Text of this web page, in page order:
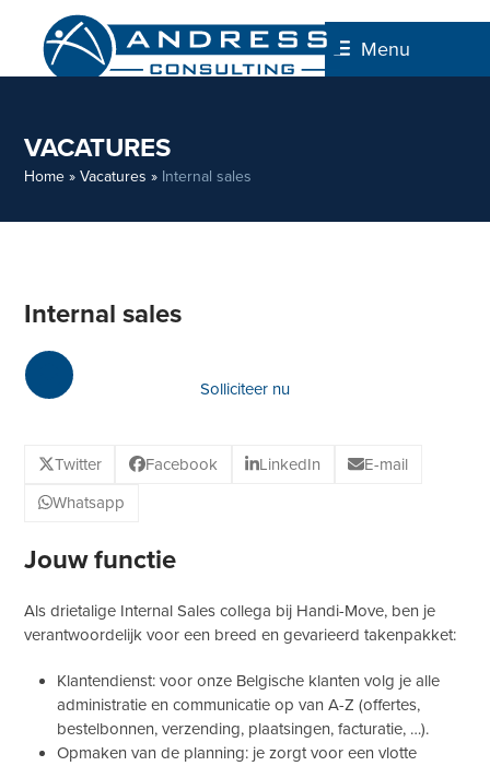
content
Menu
VACATURES
Home »Vacatures » Internal sales
Internal sales
Solliciteer nu
Twitter Facebook LinkedIn
E-mail
Whatsapp
Jouw functie
Als drietalige Internal Sales collega bij Handi-Move, ben je
verantwoordelijk voor een breed en gevarieerd takenpakket:
Klantendienst: voor onze Belgische klanten volg je alle
administratie en communicatie op van A-Z (offertes,
bestelbonnen, verzending, plaatsingen, facturatie, …).
Opmaken van de planning: je zorgt voor een vlotte